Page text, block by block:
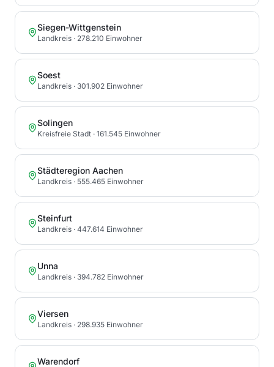
Siegen-Wittgenstein
Landkreis · 278.210 Einwohner
Soest
Landkreis · 301.902 Einwohner
Solingen
Kreisfreie Stadt · 161.545 Einwohner
Städteregion Aachen
Landkreis · 555.465 Einwohner
Steinfurt
Landkreis · 447.614 Einwohner
Unna
Landkreis · 394.782 Einwohner
Viersen
Landkreis · 298.935 Einwohner
Warendorf